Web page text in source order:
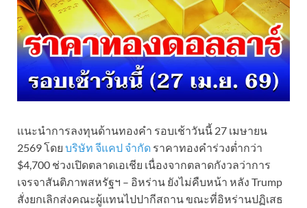
เเนะนำการลงทุนด้านทองคำ รอบเช้าวันนี้ 27 เมษายน
2569 โดย บริษัท จีแคป จำกัด ราคาทองคำร่วงต่ำกว่า
$4,700 ช่วงเปิดตลาดเอเชีย เนื่องจากตลาดกังวลว่าการ
เจรจาสันติภาพสหรัฐฯ – อิหร่าน ยังไม่คืบหน้า หลัง Trump
สั่งยกเลิกส่งคณะผู้แทนไปปากีสถาน ขณะที่อิหร่านปฏิเสธ